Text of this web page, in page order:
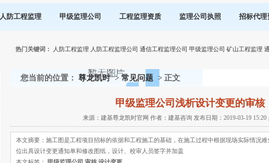
人防工程监理 甲级监理公司 工程监理资质 监理公司执照 招标代理
热门关键词： 人防工程监理 人防工程监理公司 通信工程监理公司 甲级监理公司 矿山工程监理
您当前的位置： 尊龙凯时 > 常见问题 > 正文
甲级监理公司浅析设计变更的审核
来源：建基尊龙凯时官网 作者：建基咨询 发布日期：2019-03-19 15:20
本文摘要：施工图是工程项目招标的依据和工程施工的基础，在施工过程中根据现场实际情况
位出具设计变更通知单和修改图纸，设计、校审人员签字并加盖